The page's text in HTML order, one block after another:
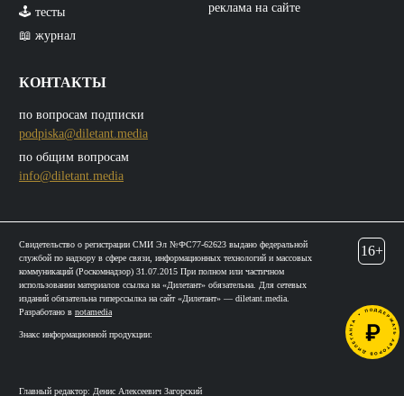
🕹️ тесты
📖 журнал
КОНТАКТЫ
по вопросам подписки
podpiska@diletant.media
по общим вопросам
info@diletant.media
реклама на сайте
Свидетельство о регистрации СМИ Эл №ФС77-62623 выдано федеральной
службой по надзору в сфере связи, информационных технологий и массовых
коммуникаций (Роскомнадзор) 31.07.2015 При полном или частичном
использовании материалов ссылка на «Дилетант» обязательна. Для сетевых
изданий обязательна гиперссылка на сайт «Дилетант» — diletant.media.
Разработано в notamedia
Знакс информационной продукции:
Главный редактор: Денис Алексеевич Загорский
16+